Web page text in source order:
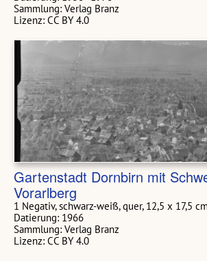
Sammlung: Verlag Branz
Lizenz: CC BY 4.0
Gartenstadt Dornbirn mit
Vorarlberg
1 Negativ, schwarz-weiß, quer, 12,5 x 17,5
Datierung: 1966
Sammlung: Verlag Branz
Lizenz: CC BY 4.0